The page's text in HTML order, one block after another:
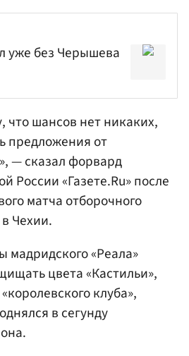
уже без Черышева
что шансов нет никаких,
предложения от
— сказал форвард
России «Газете.Ru» после
матча отборочного
Чехии.
мадридского «Реала»
цвета «Кастильи»,
клуба»,
в сегунду